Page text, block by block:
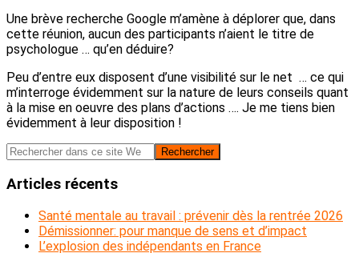
Une brève recherche Google m’amène à déplorer que, dans
cette réunion, aucun des participants n’aient le titre de
psychologue … qu’en déduire?
Peu d’entre eux disposent d’une visibilité sur le net … ce qui
m’interroge évidemment sur la nature de leurs conseils quant
à la mise en oeuvre des plans d’actions …. Je me tiens bien
évidemment à leur disposition !
Barre
latérale
Rechercher
ce
Web
Articles récents
Santé mentale au travail : prévenir dès la rentrée 2026
Démissionner: pour manque de sens et d’impact
L’explosion des indépendants en France